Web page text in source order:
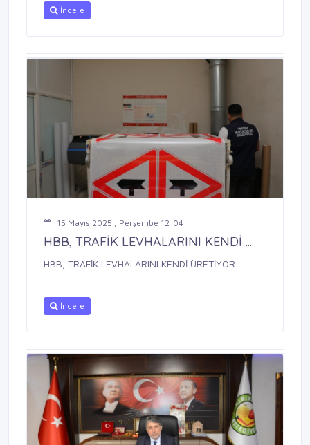
İncele
15 Mayıs 2025 , Perşembe 12:04
HBB, TRAFİK LEVHALARINI KENDİ ...
HBB, TRAFİK LEVHALARINI KENDİ ÜRETİYOR
İncele